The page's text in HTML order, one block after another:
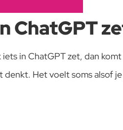
ChatGPT
iets in ChatGPT zet, dan
denkt. Het voelt soms alsof